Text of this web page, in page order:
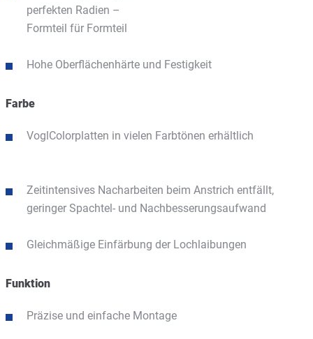
perfekten Radien –
Formteil für Formteil
Hohe Oberflächenhärte und Festigkeit
Farbe
VoglColorplatten in vielen Farbtönen erhältlich
Zeitintensives Nacharbeiten beim Anstrich entfällt,
geringer Spachtel- und Nachbesserungsaufwand
Gleichmäßige Einfärbung der Lochlaibungen
Funktion
Präzise und einfache Montage